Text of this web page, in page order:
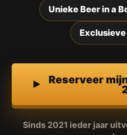
Unieke Beer in a
Reserveer
Sinds 2021 ieder jaar